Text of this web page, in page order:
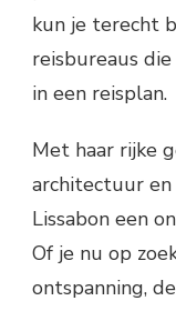
kun je terecht
reisbureaus
in een reisplan.
Met haar rijke
architectuur
Lissabon een
Of je nu op
ontspanning,